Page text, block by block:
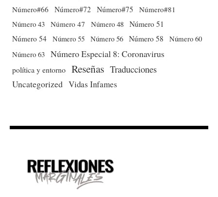
Número#66
Número#72 Número#75
Número#81
Número 43 Número 47 Número 48 Número 51
Número 54 Número 55 Número 56 Número 58
Número 60
Número 63 Número Especial 8: Coronavirus
política y entorno Reseñas Traducciones
Uncategorized Vidas Infames